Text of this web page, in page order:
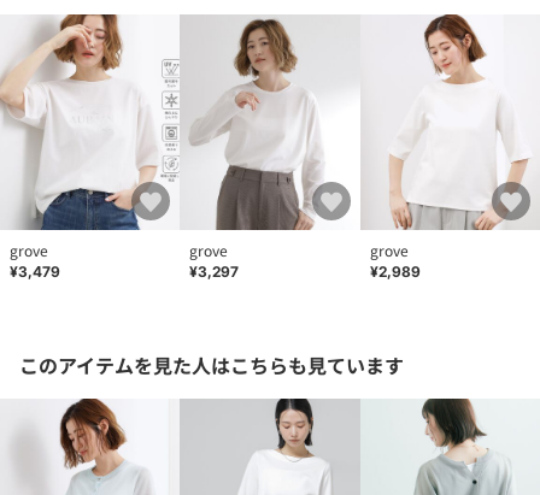
grove
¥3,479
grove
¥3,297
grove
¥2,989